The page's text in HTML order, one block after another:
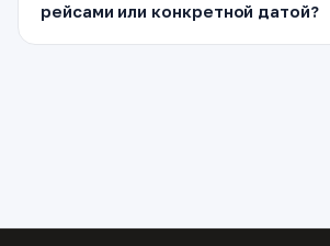
рейсами или конкретной датой?